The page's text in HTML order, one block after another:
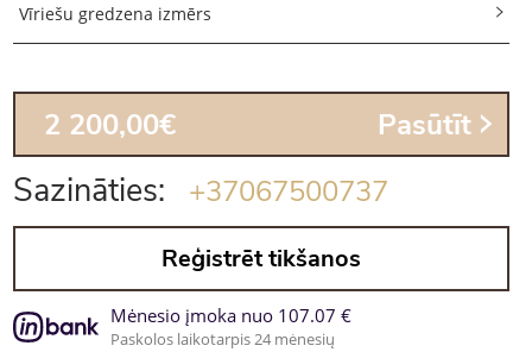
Vīriešu gredzena izmērs
2 200,00€ Pasūtīt
Sazināties: +37067500737
Reģistrēt tikšanos
Mėnesio įmoka nuo 107.07 €
Paskolos laikotarpis 24 mėnesių